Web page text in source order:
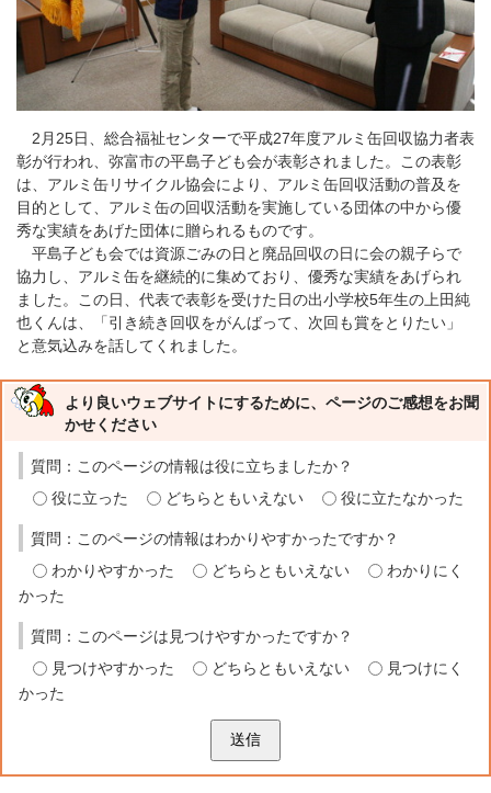
2月25日、総合福祉センターで平成27年度アルミ缶回収協力者表
彰が行われ、弥富市の平島子ども会が表彰されました。この表彰
は、アルミ缶リサイクル協会により、アルミ缶回収活動の普及を
目的として、アルミ缶の回収活動を実施している団体の中から優
秀な実績をあげた団体に贈られるものです。
平島子ども会では資源ごみの日と廃品回収の日に会の親子らで
協力し、アルミ缶を継続的に集めており、優秀な実績をあげられ
ました。この日、代表で表彰を受けた日の出小学校5年生の上田純
也くんは、「引き続き回収をがんばって、次回も賞をとりたい」
と意気込みを話してくれました。
より良いウェブサイトにするために、ページのご感想をお聞
かせください
質問：このページの情報は役に立ちましたか？
役に立った
どちらともいえない 役に立たなかった
質問：このページの情報はわかりやすかったですか？
わかりやすかった
どちらともいえない
わかりにく
かった
質問：このページは見つけやすかったですか？
見つけやすかった
どちらともいえない
見つけにく
かった
送信